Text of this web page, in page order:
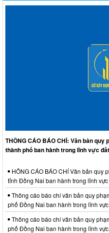
THÔNG CÁO BÁO CHÍ: Văn bản
thành phố ban hành trong lĩnh vực
HÔNG CÁO BÁO CHÍ Văn bản quy
tỉnh Đồng Nai ban hành trong lĩnh
Thông cáo báo chí văn bản quy
phố Đồng Nai ban hành trong lĩnh
Thông cáo báo chí văn bản quy
phố Đồng Nai ban hành trong lĩnh